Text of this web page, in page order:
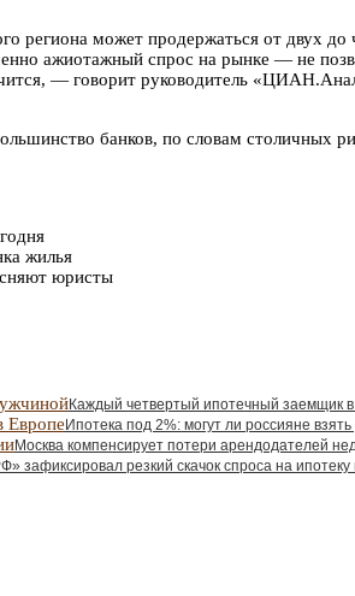
может продержаться от двух
ажиотажный спрос на рынке — не
— говорит руководитель
банков, по словам столичных
жилья
юристы
Каждый четвертый ипотечный заемщик
Ипотека под 2%: могут ли россияне
Москва компенсирует потери арендодателей
зафиксировал резкий скачок спроса на ипотеку